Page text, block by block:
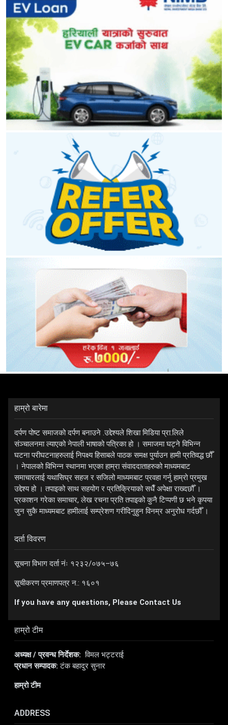
हाम्रो बारेमा
दर्पण पोष्ट समाजको दर्पण बनाउने .उद्देश्यले शिखा मिडिया प्रा.लिले
संञ्चालनमा ल्याएको नेपाली भाषाको पत्रिका हो । समाजमा घट्ने विभिन्न
घटना परीघटनाहरुलाई निपक्ष्य हिसाबले पाठक समक्ष पुर्याउन हामी प्रतिवद्ध छौँ
। नेपालको विभिन्न स्थानमा भएका हाम्रा संवाददाताहरुको माध्यमबाट
समाचारलाई यथासिघ्र सहज र सजिलो माध्यमबाट प्रवहा गर्नु हाम्रो प्रमुख
उद्देश्य हो । तपाइको साथ सहयोग र प्रतिक्रियाको सधैँ अपेक्षा राख्दछौँ ।
प्रकाशन गरेका समाचार, लेख रचना प्रति तपाइको कुनै टिप्पणी छ भने कृपया
जुन सुकै माध्यमबाट हामीलाई सम्प्रेशण गरीदिनुहुन विनम्र अनुरोध गर्दछौँ ।
दर्ता विवरण
सूचना विभाग दर्ता नंः १२३२/०७५–७६
सूचीकरण प्रमाणपत्र न.: १६०१
If you have any questions, Please Contact Us
हाम्रो टीम
अध्यक्ष / प्रवन्ध निर्देशक:विमल भट्टराई
प्रधान सम्पादक:टंक बहादुर सुनार
हाम्रो टीम
ADDRESS